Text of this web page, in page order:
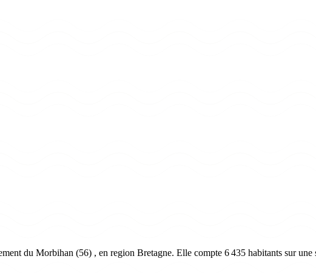
du Morbihan (56) , en region Bretagne. Elle compte 6 435 habitants sur